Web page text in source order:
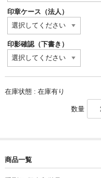
印章ケース（法人）
印影確認（下書き）
在庫状態 : 在庫有り
数量
商品一覧